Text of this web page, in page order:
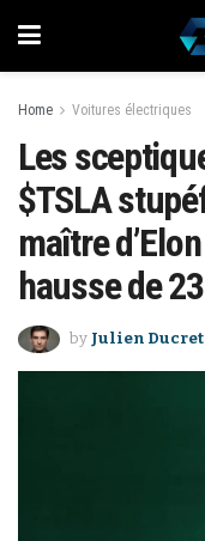
Home Voitures électriques
Les
$TSLA
maître
hausse de
by Julien Ducret